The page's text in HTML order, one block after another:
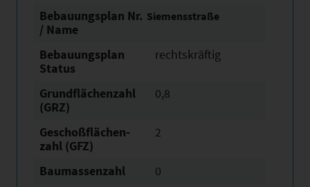
Bebauungsplan Nr.
/ Name
Siemensstraße
Bebauungsplan
Status
rechtskräftig
Grundflächen­zahl
(GRZ)
0,8
Geschoßflächen­
zahl (GFZ)
2
Baumassenzahl
0